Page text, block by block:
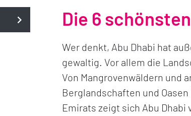
Die 6
Wer denkt, Abu Dhabi hat
gewaltig. Vor allem die
Von Mangrovenwäldern und
Berglandschaften und
Emirats zeigt sich Abu